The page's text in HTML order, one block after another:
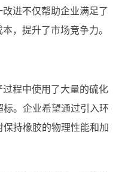
进不仅帮助企业满足了
，提升了市场竞争力。
程中使用了大量的硫化
。企业希望通过引入环
持橡胶的物理性能和加